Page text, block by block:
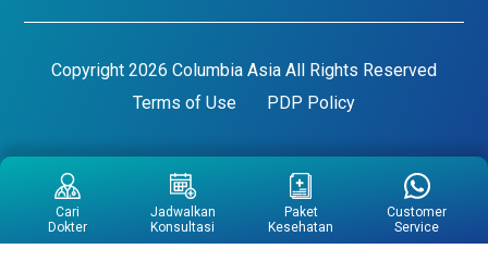
Copyright 2026 Columbia Asia All Rights Reserved
Terms of Use
PDP Policy
Cari
Dokter
Jadwalkan
Konsultasi
Paket
Kesehatan
Customer
Service